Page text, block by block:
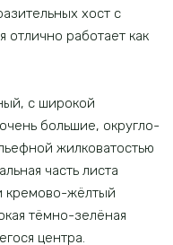
хост с
отлично работает как
с широкой
большие, округло-
жилковатостью
часть листа
кремово-жёлтый
тёмно-зелёная
центра.